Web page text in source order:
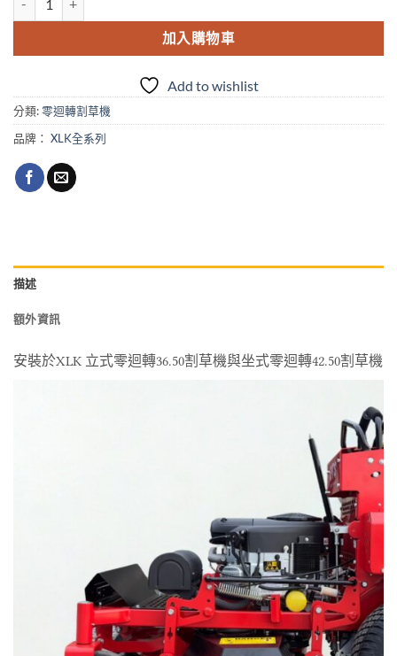
加入購物車
Add to wishlist
分類:零迴轉割草機
品牌： XLK全系列
描述
額外資訊
安裝於XLK 立式零迴轉36.50割草機與坐式零迴轉42.50割草機